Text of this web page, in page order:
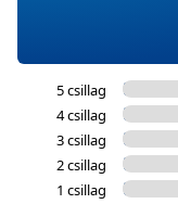
5 csillag
4 csillag
3 csillag
2 csillag
1 csillag